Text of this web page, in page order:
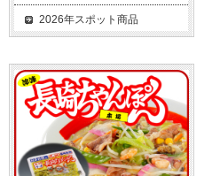
2026年スポット商品